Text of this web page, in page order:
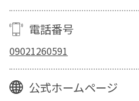
電話番号
09021260591
公式ホームページ